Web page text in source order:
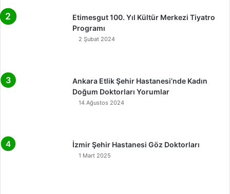
Etimesgut 100. Yıl Kültür Merkezi Tiyatro
Programı
2 Şubat 2024
Ankara Etlik Şehir Hastanesi’nde Kadın
Doğum Doktorları Yorumlar
14 Ağustos 2024
İzmir Şehir Hastanesi Göz Doktorları
1 Mart 2025